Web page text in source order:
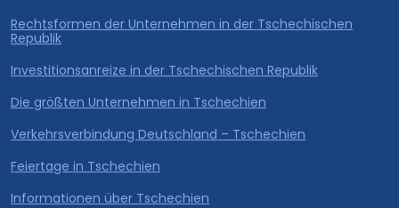
Rechtsformen der Unternehmen in der Tschechischen
Republik
Investitionsanreize in der Tschechischen Republik
Die größten Unternehmen in Tschechien
Verkehrsverbindung Deutschland – Tschechien
Feiertage in Tschechien
Informationen über Tschechien